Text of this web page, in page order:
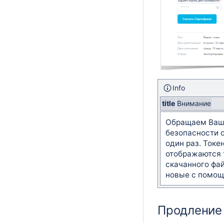
Info
title Внимание
Обращаем
безопасности
один раз.
отображаются
скачанного
новые с